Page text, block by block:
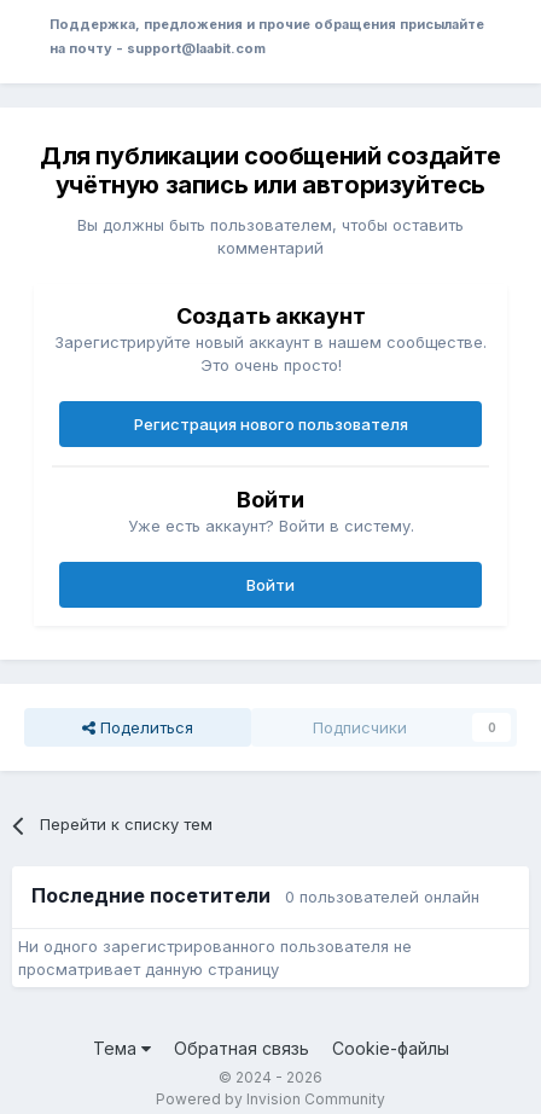
Поддержка, предложения и прочие обращения присылайте
на почту - support@laabit.com
Для публикации сообщений создайте
учётную запись или авторизуйтесь
Вы должны быть пользователем, чтобы оставить
комментарий
Создать аккаунт
Зарегистрируйте новый аккаунт в нашем сообществе.
Это очень просто!
Регистрация нового пользователя
Войти
Уже есть аккаунт? Войти в систему.
Войти
Поделиться Подписчики 0
Перейти к списку тем
Последние посетители 0 пользователей онлайн
Ни одного зарегистрированного пользователя не
просматривает данную страницу
Тема Обратная связь Cookie-файлы
© 2024 - 2026
Powered by Invision Community